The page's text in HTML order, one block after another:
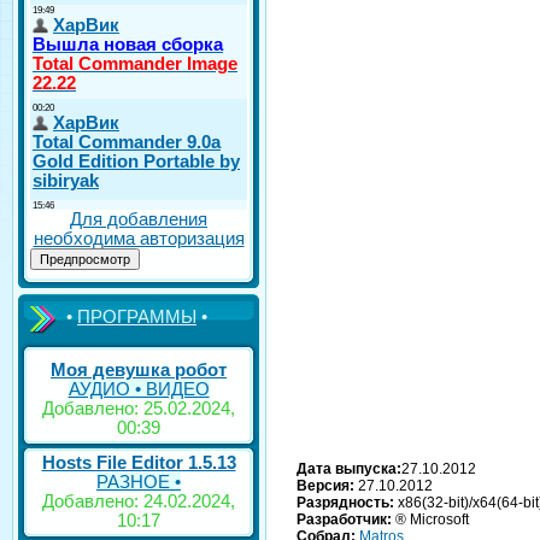
Для добавления
необходима авторизация
•ПРОГРАММЫ•
Моя девушка робот
АУДИО • ВИДЕО
Добавлено: 25.02.2024,
00:39
Hosts File Editor 1.5.13
РАЗНОЕ •
Добавлено: 24.02.2024,
10:17
Дата выпуска:27.10.2012
Версия: 27.10.2012
Разрядность: x86(32-bit)/x64(64-
Разработчик: ® Microsoft
Собрал: Matros